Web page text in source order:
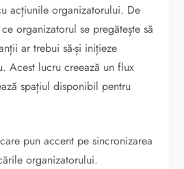
acțiunile organizatorului. De
organizatorul se pregătește să
ar trebui să-și inițieze
Acest lucru creează un flux
spațiul disponibil pentru
pun accent pe sincronizarea
organizatorului.